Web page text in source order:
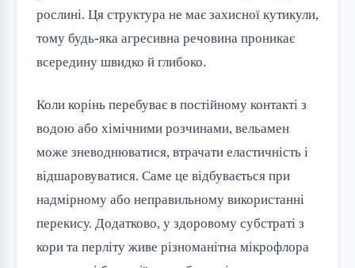
рослині. Ця структура не має захисної кутикули,
тому будь-яка агресивна речовина проникає
всередину швидко й глибоко.
Коли корінь перебуває в постійному контакті з
водою або хімічними розчинами, вельамен
може зневоднюватися, втрачати еластичність і
відшаровуватися. Саме це відбувається при
надмірному або неправильному використанні
перекису. Додатково, у здоровому субстраті з
кори та перліту живе різноманітна мікрофлора